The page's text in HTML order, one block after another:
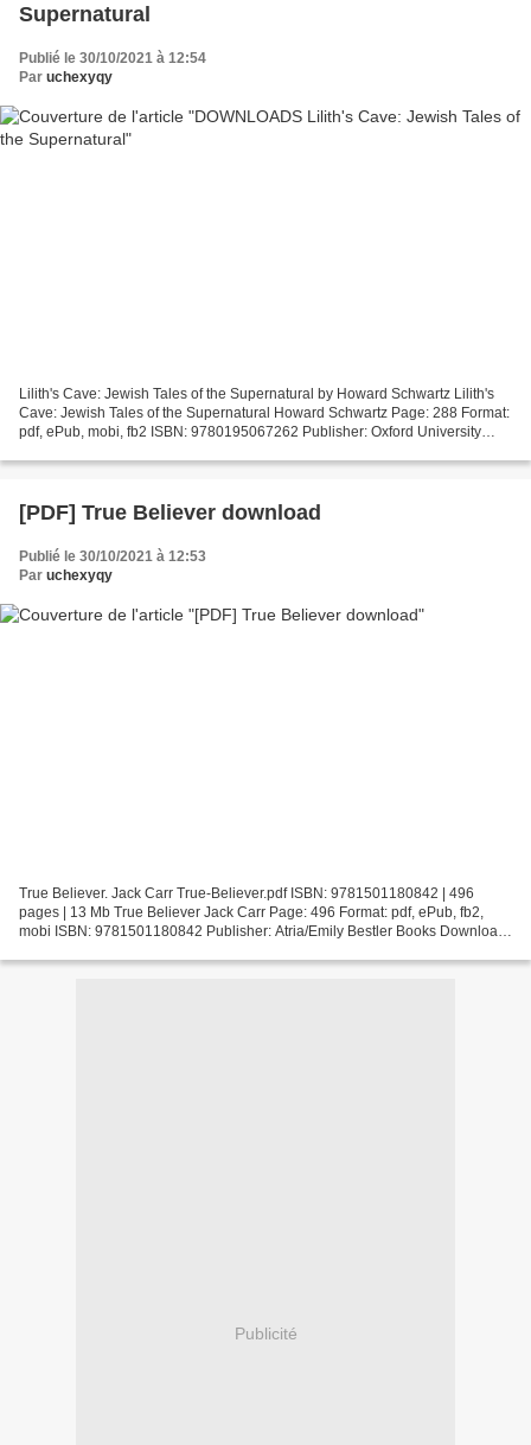
Supernatural
Publié le 30/10/2021 à 12:54
Par uchexyqy
Lilith's Cave: Jewish Tales of the Supernatural by Howard Schwartz Lilith's
Cave: Jewish Tales of the Supernatural Howard Schwartz Page: 288 Format:
pdf, ePub, mobi, fb2 ISBN: 9780195067262 Publisher: Oxford University
[PDF] True Believer download
Publié le 30/10/2021 à 12:53
Par uchexyqy
True Believer. Jack Carr True-Believer.pdf ISBN: 9781501180842 | 496
pages | 13 Mb True Believer Jack Carr Page: 496 Format: pdf, ePub, fb2,
mobi ISBN: 9781501180842 Publisher: Atria/Emily Bestler Books Download
Publicité